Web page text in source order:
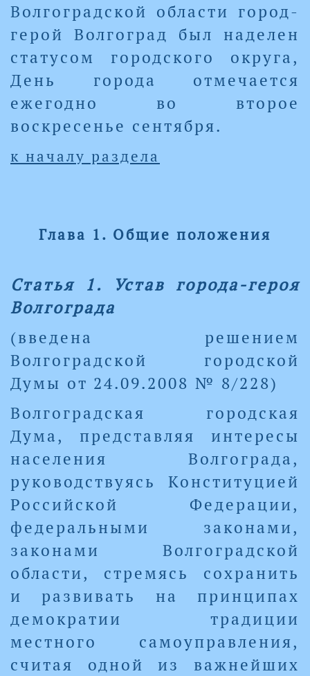
Волгоградской области город-
герой Волгоград был наделен
статусом городского округа,
День города отмечается
ежегодно во второе
воскресенье сентября.
к началу раздела
Глава 1. Общие положения
Статья 1. Устав города-героя
Волгограда
(введена решением
Волгоградской городской
Думы от 24.09.2008 № 8/228)
Волгоградская городская
Дума, представляя интересы
населения Волгограда,
руководствуясь Конституцией
Российской Федерации,
федеральными законами,
законами Волгоградской
области, стремясь сохранить
и развивать на принципах
демократии традиции
местного самоуправления,
считая одной из важнейших